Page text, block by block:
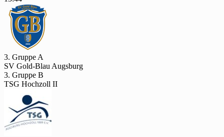
3. Gruppe A
SV Gold-Blau Augsburg
3. Gruppe B
TSG Hochzoll II